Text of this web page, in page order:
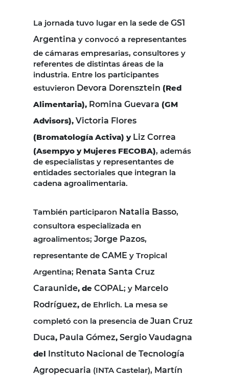
La jornada tuvo lugar en la sede de GS1
Argentina y convocó a representantes
de cámaras empresarias, consultores y
referentes de distintas áreas de la
industria. Entre los participantes
estuvieron Devora Dorensztein (Red
Alimentaria), Romina Guevara (GM
Advisors), Victoria Flores
(Bromatología Activa) y Liz Correa
(Asempyo y Mujeres FECOBA), además
de especialistas y representantes de
entidades sectoriales que integran la
cadena agroalimentaria.
También participaron Natalia Basso,
consultora especializada en
agroalimentos; Jorge Pazos,
representante de CAME y Tropical
Argentina; Renata Santa Cruz
Caraunide, de COPAL; y Marcelo
Rodríguez, de Ehrlich. La mesa se
completó con la presencia de Juan Cruz
Duca, Paula Gómez, Sergio Vaudagna
del Instituto Nacional de Tecnología
Agropecuaria (INTA Castelar), Martín